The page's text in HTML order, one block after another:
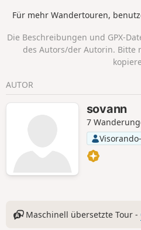
der unten beschriebenen
tarnetgaronne.fr
Für mehr Wandertouren,
Die Beschreibungen und GPX-
des Autors/der Autorin. Bitte
AUTOR
sovann
7
Maschinell übersetzte Tour -